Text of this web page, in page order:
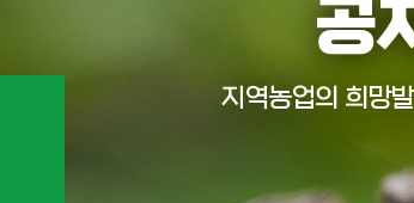
공
지역농업의 희망